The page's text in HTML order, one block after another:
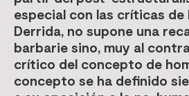
especial con las críticas de
Derrida, no supone una
barbarie sino, muy al
crítico del concepto de
concepto se ha definido